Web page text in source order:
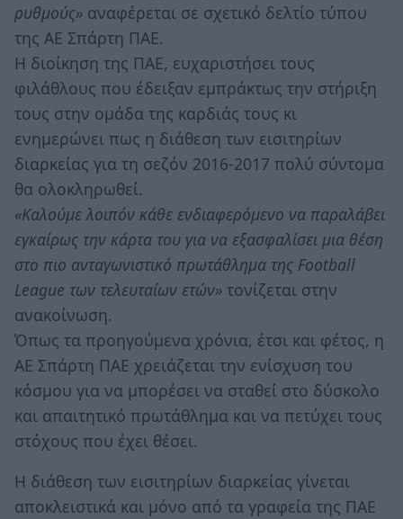
ρυθμούς» αναφέρεται σε σχετικό δελτίο τύπου
της ΑΕ Σπάρτη ΠΑΕ.
Η διοίκηση της ΠΑΕ, ευχαριστήσει τους
φιλάθλους που έδειξαν εμπράκτως την στήριξη
τους στην ομάδα της καρδιάς τους κι
ενημερώνει πως η διάθεση των εισιτηρίων
διαρκείας για τη σεζόν 2016-2017 πολύ σύντομα
θα ολοκληρωθεί.
«Καλούμε λοιπόν κάθε ενδιαφερόμενο να παραλάβει
εγκαίρως την κάρτα του για να εξασφαλίσει μια θέση
στο πιο ανταγωνιστικό πρωτάθλημα της Football
League των τελευταίων ετών» τονίζεται στην
ανακοίνωση.
Όπως τα προηγούμενα χρόνια, έτσι και φέτος, η
ΑΕ Σπάρτη ΠΑΕ χρειάζεται την ενίσχυση του
κόσμου για να μπορέσει να σταθεί στο δύσκολο
και απαιτητικό πρωτάθλημα και να πετύχει τους
στόχους που έχει θέσει.
Η διάθεση των εισιτηρίων διαρκείας γίνεται
αποκλειστικά και μόνο από τα γραφεία της ΠΑΕ